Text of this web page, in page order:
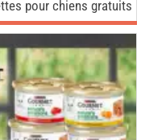
pour chiens gratuits